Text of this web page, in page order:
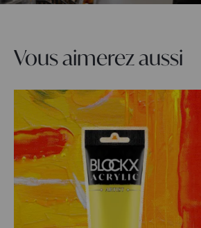
Vous aimerez aussi